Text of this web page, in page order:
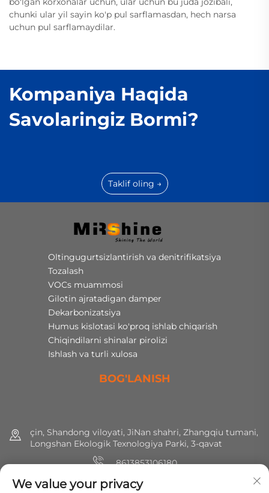
chunki ular yil sayin ko'p pul sarflamasdan, hech narsa
uchun pul sarflamaydilar.
Kompaniya Haqida
Savolaringiz Bormi?
Taklif oling →
Oltingugurtsizlantirish va denitrifikatsiya
Tozalash
VOCs muammosi
Gilotin ajratadigan damper
Dekarbonizatsiya
Humus kislotasi ko'proq ishlab chiqarish
Chiqindilarni shinalar pirolizi
Ishlash va turli xulosa
BOG'LANISH
çin, Shandong viloyati, JiNan shahri, Zhangqiu tumani,
Longshan Ekologik Texnologiya Parki, 3-qavat
8613853106180
+86 (0) 531 8891 0288
We value your privacy